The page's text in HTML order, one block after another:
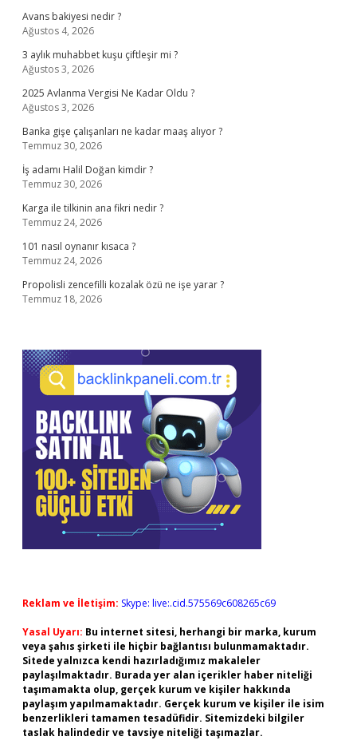
Avans bakiyesi nedir ?
Ağustos 4, 2026
3 aylık muhabbet kuşu çiftleşir mi ?
Ağustos 3, 2026
2025 Avlanma Vergisi Ne Kadar Oldu ?
Ağustos 3, 2026
Banka gişe çalışanları ne kadar maaş alıyor ?
Temmuz 30, 2026
İş adamı Halil Doğan kimdir ?
Temmuz 30, 2026
Karga ile tilkinin ana fikri nedir ?
Temmuz 24, 2026
101 nasıl oynanır kısaca ?
Temmuz 24, 2026
Propolisli zencefilli kozalak özü ne işe yarar ?
Temmuz 18, 2026
Reklam ve İletişim: Skype: live:.cid.575569c608265c69
Yasal Uyarı: Bu internet sitesi, herhangi bir marka, kurum
veya şahıs şirketi ile hiçbir bağlantısı bulunmamaktadır.
Sitede yalnızca kendi hazırladığımız makaleler
paylaşılmaktadır. Burada yer alan içerikler haber niteliği
taşımamakta olup, gerçek kurum ve kişiler hakkında
paylaşım yapılmamaktadır. Gerçek kurum ve kişiler ile isim
benzerlikleri tamamen tesadüfidir. Sitemizdeki bilgiler
taslak halindedir ve tavsiye niteliği taşımazlar.